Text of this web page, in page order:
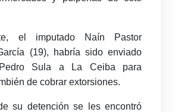
el imputado Naín Pastor
(19), habría sido enviado
Sula a La Ceiba para
de cobrar extorsiones.
su detención se les encontró